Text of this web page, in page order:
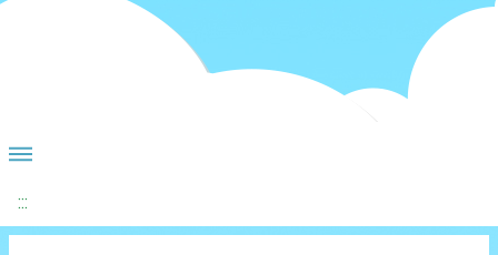
:::